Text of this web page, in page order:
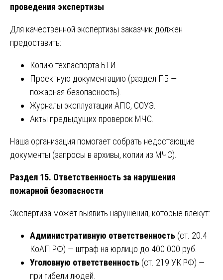
проведения экспертизы
Для качественной экспертизы заказчик должен
предоставить:
Копию техпаспорта БТИ.
Проектную документацию (раздел ПБ —
пожарная безопасность).
Журналы эксплуатации АПС, СОУЭ.
Акты предыдущих проверок МЧС.
Наша организация помогает собрать недостающие
документы (запросы в архивы, копии из МЧС).
Раздел 15. Ответственность за нарушения
пожарной безопасности
Экспертиза может выявить нарушения, которые влекут:
Административную ответственность (ст. 20.4
КоАП РФ) — штраф на юрлицо до 400 000 руб.
Уголовную ответственность (ст. 219 УК РФ) —
при гибели людей.